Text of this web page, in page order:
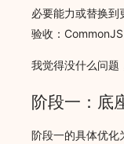
必要能力或替换到
验收：
我觉得没什么问题
阶段一：底
阶段一的具体优化